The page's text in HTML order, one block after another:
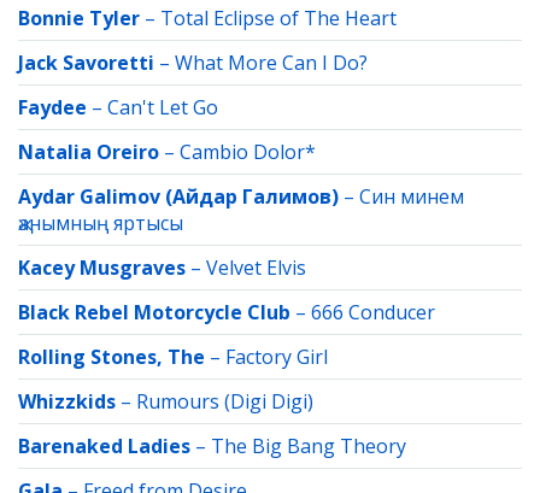
Bonnie Tyler – Total Eclipse of The Heart
Jack Savoretti – What More Can I Do?
Faydee – Can't Let Go
Natalia Oreiro – Cambio Dolor*
Aydar Galimov (Айдар Галимов) – Син минем
җанымның яртысы
Kacey Musgraves – Velvet Elvis
Black Rebel Motorcycle Club – 666 Conducer
Rolling Stones, The – Factory Girl
Whizzkids – Rumours (Digi Digi)
Barenaked Ladies – The Big Bang Theory